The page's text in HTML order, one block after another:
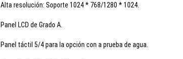
Alta resolución: Soporte 1024 * 768/1280 * 1024.
Panel LCD de Grado A.
Panel táctil 5/4 para la opción con a prueba de agua.